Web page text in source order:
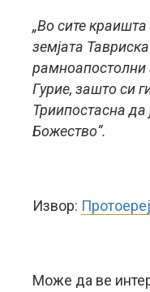
„Во сите
земјата
рамноапостолни
Гурие, зашто си
Триипостасна да
Божество“.
Извор:
Може да ве